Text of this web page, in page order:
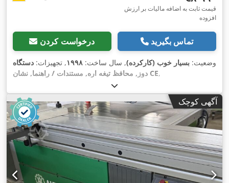
قیمت ثابت به اضافه مالیات بر ارزش
افزوده
درخواست کردن تماس بگیرید
وضعیت: بسیار خوب (کارکرده), سال ساخت: ۱۹۹۸, تجهیزات: دستگاه
دوز, محافظ تیغه اره, مستندات / راهنما, نشان CE,
آگهی کوچک